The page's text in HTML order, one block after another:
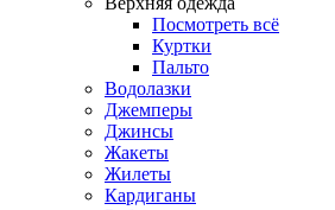
Посмотреть всё
Куртки
Пальто
Водолазки
Джемперы
Джинсы
Жакеты
Жилеты
Кардиганы